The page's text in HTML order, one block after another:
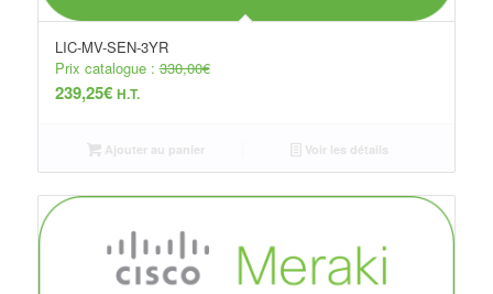
LIC-MV-SEN-3YR
Prix catalogue :330,00€
239,25€ H.T.
Ajouter au panier Voir les détails